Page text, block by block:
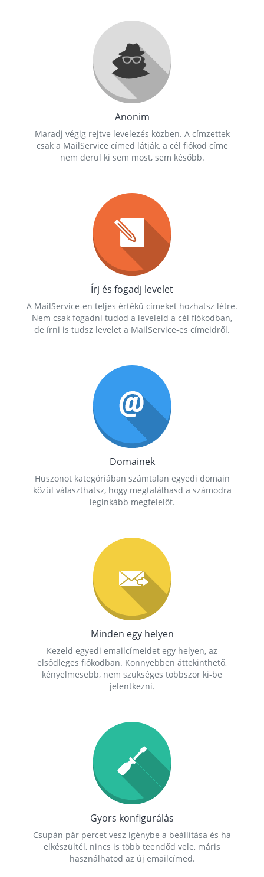
Anonim
Maradj végig rejtve levelezés közben. A címzettek
csak a MailService címed látják, a cél fiókod címe
nem derül ki sem most, sem később.
Írj és fogadj levelet
A MailService-en teljes értékű címeket hozhatsz létre.
Nem csak fogadni tudod a leveleid a cél fiókodban,
de írni is tudsz levelet a MailService-es címeidről.
Domainek
Huszonöt kategóriában számtalan egyedi domain
közül választhatsz, hogy megtalálhasd a számodra
leginkább megfelelőt.
Minden egy helyen
Kezeld egyedi emailcímeidet egy helyen, az
elsődleges fiókodban. Könnyebben áttekinthető,
kényelmesebb, nem szükséges többször ki-be
jelentkezni.
Gyors konfigurálás
Csupán pár percet vesz igénybe a beállítása és ha
elkészültél, nincs is több teendőd vele, máris
használhatod az új emailcímed.